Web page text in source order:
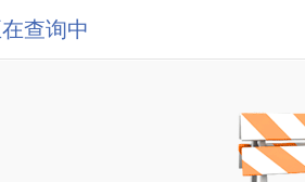
查询中